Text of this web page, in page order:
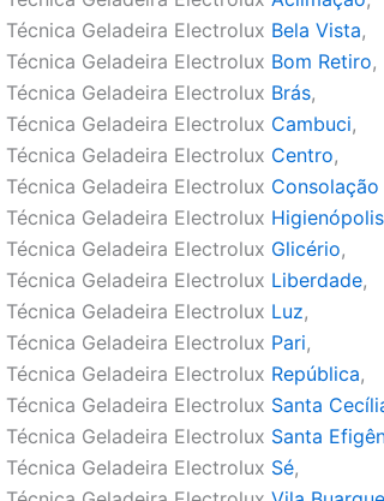
Geladeira Electrolux Bela Vista,
Geladeira Electrolux Bom Retiro,
Geladeira Electrolux Brás,
Geladeira Electrolux Cambuci,
Geladeira Electrolux Centro,
Geladeira Electrolux Consolação
Geladeira Electrolux Higienópolis
Geladeira Electrolux Glicério,
Geladeira Electrolux Liberdade,
Geladeira Electrolux Luz,
Geladeira Electrolux Pari,
Geladeira Electrolux República,
Geladeira Electrolux Santa
Geladeira Electrolux Santa
Geladeira Electrolux Sé,